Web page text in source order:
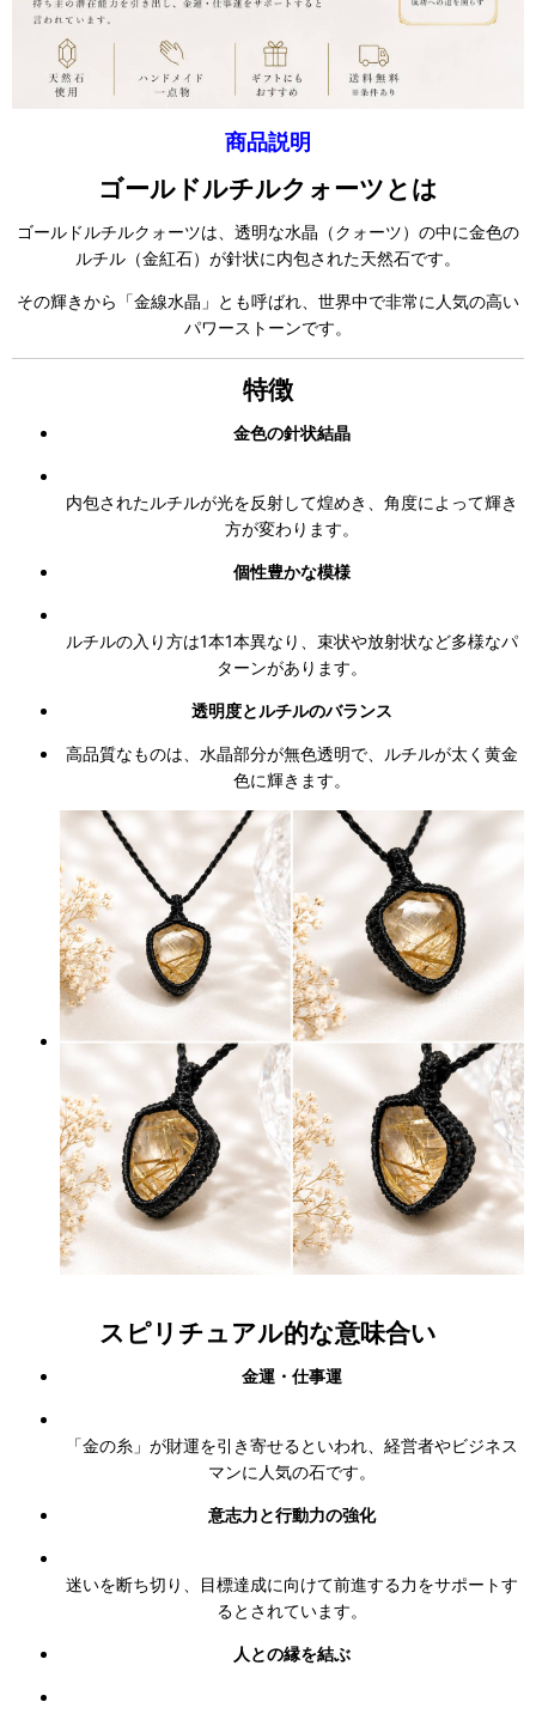
商品説明
ゴールドルチルクォーツとは
ゴールドルチルクォーツは、透明な水晶（クォーツ）の中に金色の
ルチル（金紅石）が針状に内包された天然石です。
その輝きから「金線水晶」とも呼ばれ、世界中で非常に人気の高い
パワーストーンです。
特徴
金色の針状結晶
内包されたルチルが光を反射して煌めき、角度によって輝き
方が変わります。
個性豊かな模様
ルチルの入り方は1本1本異なり、束状や放射状など多様なパ
ターンがあります。
透明度とルチルのバランス
高品質なものは、水晶部分が無色透明で、ルチルが太く黄金
色に輝きます。
スピリチュアル的な意味合い
金運・仕事運
「金の糸」が財運を引き寄せるといわれ、経営者やビジネス
マンに人気の石です。
意志力と行動力の強化
迷いを断ち切り、目標達成に向けて前進する力をサポートす
るとされています。
人との縁を結ぶ